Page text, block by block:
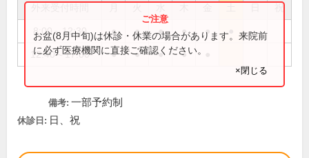
祝
8:00～12:30 ● ● ● ● ●
12:40～17:00 ● ● ● ●
お盆(8月中旬)は休診・休業の場合があります。来院前
に必ず医療機関に直接ご確認ください。
×閉じる
備考: 一部予約制
休診日: 日、祝